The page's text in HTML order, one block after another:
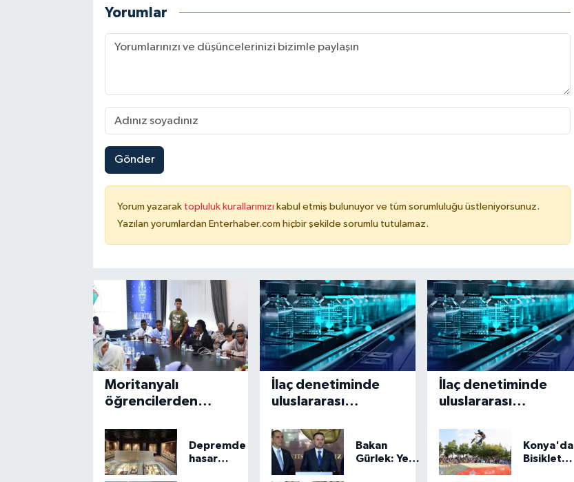
Yorumlar
Gönder
Yorum yazarak topluluk kurallarımızı kabul etmiş bulunuyor ve tüm sorumluluğu üstleniyorsunuz.
Yazılan yorumlardan Enterhaber.com hiçbir şekilde sorumlu tutulamaz.
Moritanyalı
öğrencilerden
Depremde
hasar
İlaç denetiminde
uluslararası
Bakan
Gürlek: Yeşil
İlaç denetiminde
uluslararası
Konya'da
Bisiklet